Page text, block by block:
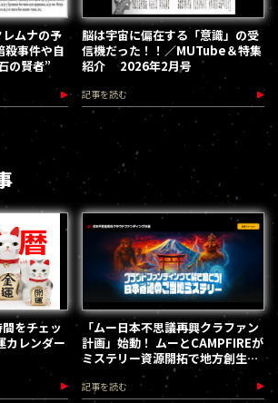
ムナの予
殺事件や自
の賢者”
脳は宇宙に偏在する「意識」の受
信機だった！！／MUTube＆特集
紹介 2026年2月号
記事を読む
をチェッ
カレンダー
「ムー日本不思議再興クラファン
計画」始動！ ムーとCAMPFIREが
ミステリー資源開拓で地方創生を
記事を読む